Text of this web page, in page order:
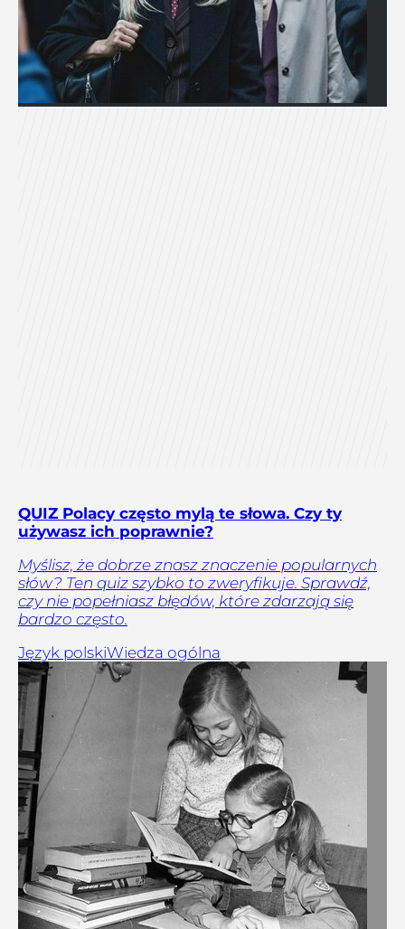
QUIZ Polacy często mylą te słowa. Czy ty
używasz ich poprawnie?
Myślisz, że dobrze znasz znaczenie popularnych
słów? Ten quiz szybko to zweryfikuje. Sprawdź,
czy nie popełniasz błędów, które zdarzają się
bardzo często.
Język polskiWiedza ogólna